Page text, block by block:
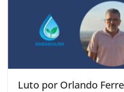
Luto por Orlando